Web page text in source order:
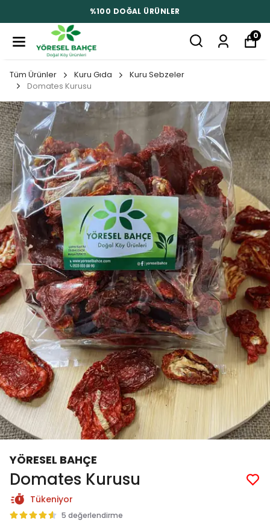
%100 DOĞAL ÜRÜNLER
0
Tüm Ürünler Kuru Gıda
Kuru Sebzeler
Domates Kurusu
YÖRESEL BAHÇE
Domates Kurusu
Tükeniyor
5 değerlendirme